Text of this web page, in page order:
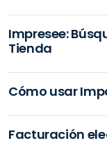
Impresee:
Tienda
Cómo usar
Facturación